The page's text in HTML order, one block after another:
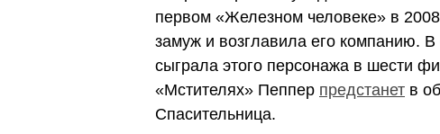
первом «Железном человеке» в
замуж и возглавила его компанию.
сыграла этого персонажа в шести
«Мстителях» Пеппер предстанет в
Спасительница.